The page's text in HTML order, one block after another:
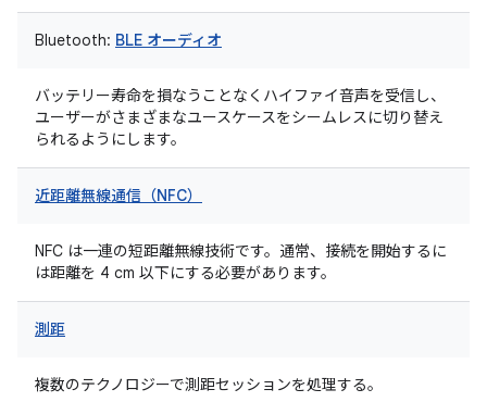
Bluetooth: BLE オーディオ
バッテリー寿命を損なうことなくハイファイ音声を受信し、
ユーザーがさまざまなユースケースをシームレスに切り替え
られるようにします。
近距離無線通信（NFC）
NFC は一連の短距離無線技術です。通常、接続を開始するに
は距離を 4 cm 以下にする必要があります。
測距
複数のテクノロジーで測距セッションを処理する。